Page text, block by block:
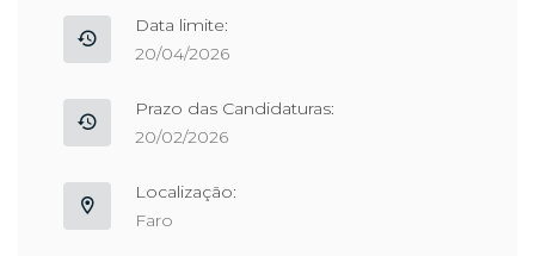
Data limite:
20/04/2026
Prazo das Candidaturas:
20/02/2026
Localização:
Faro